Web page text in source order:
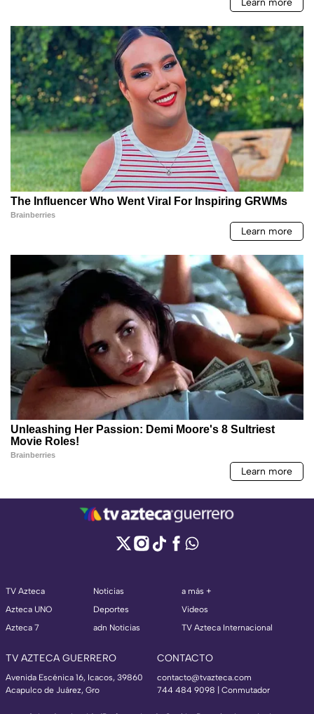
TV Azteca
Azteca UNO
Azteca 7
Noticias
Deportes
adn Noticias
a más +
Videos
TV Azteca Internacional
TV AZTECA GUERRERO
Avenida Escénica 16, Icacos, 39860
Acapulco de Juárez, Gro
CONTACTO
contacto@tvazteca.com
744 484 9098 | Conmutador